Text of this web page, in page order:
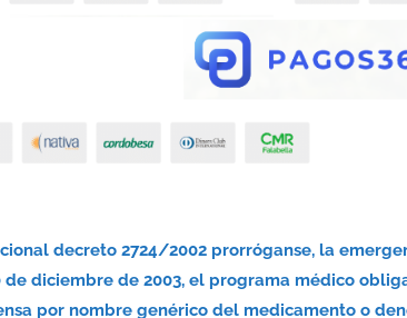
decreto 2724/2002 prorróganse, la
diciembre de 2003, el programa médico
por nombre genérico del medicamento o